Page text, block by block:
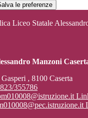
le preferenze
Liceo Statale
Manzoni
, 8100 Caserta
355786